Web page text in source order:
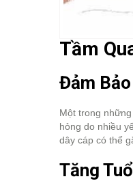
Tầm
Đảm
Một trong
hỏng do nhiều
dây cáp có thể
Tăng